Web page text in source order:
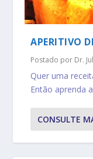
APERITIVO
Postado por Dr.
Quer uma
Então aprenda
CONSULTE